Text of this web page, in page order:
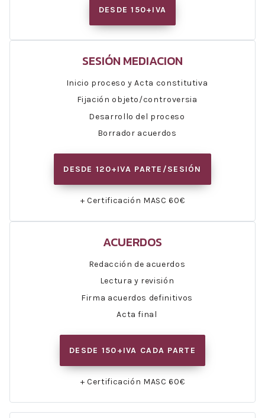
DESDE 150+IVA
SESIÓN MEDIACION
Inicio proceso y Acta constitutiva
Fijación objeto/controversia
Desarrollo del proceso
Borrador acuerdos
DESDE 120+IVA PARTE/SESIÓN
+ Certificación MASC 60€
ACUERDOS
Redacción de acuerdos
Lectura y revisión
Firma acuerdos definitivos
Acta final
DESDE 150+IVA CADA PARTE
+ Certificación MASC 60€